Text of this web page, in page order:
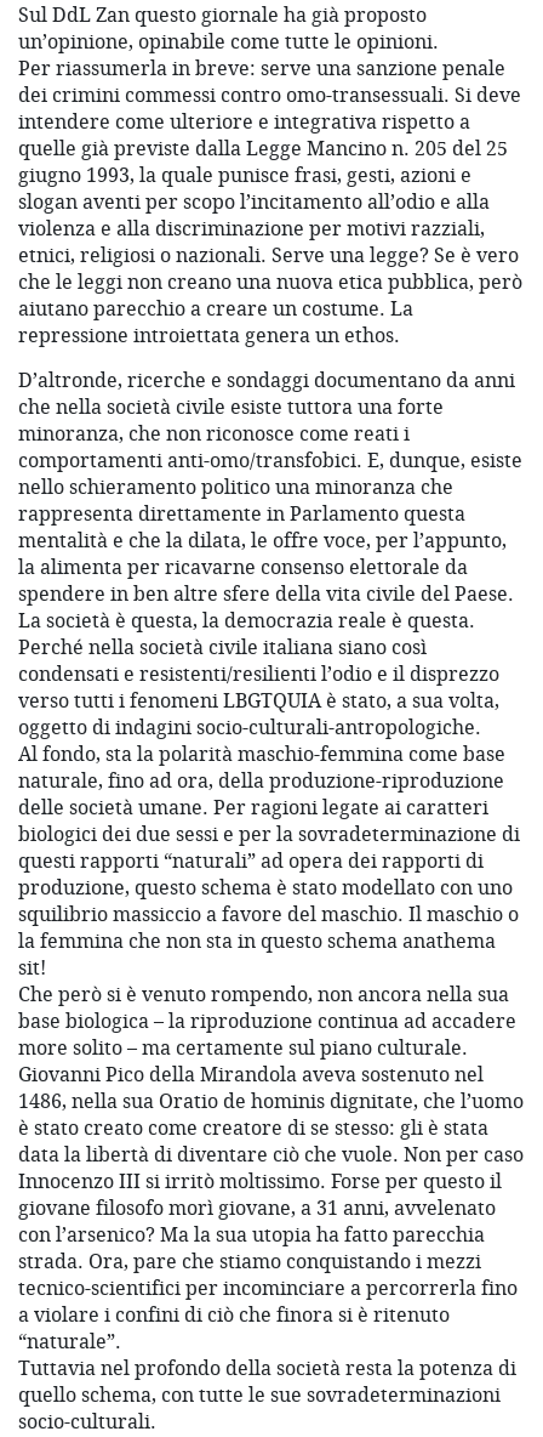
Sul DdL Zan questo giornale ha già proposto
un’opinione, opinabile come tutte le opinioni.
Per riassumerla in breve: serve una sanzione penale
dei crimini commessi contro omo-transessuali. Si deve
intendere come ulteriore e integrativa rispetto a
quelle già previste dalla Legge Mancino n. 205 del 25
giugno 1993, la quale punisce frasi, gesti, azioni e
slogan aventi per scopo l’incitamento all’odio e alla
violenza e alla discriminazione per motivi razziali,
etnici, religiosi o nazionali. Serve una legge? Se è vero
che le leggi non creano una nuova etica pubblica, però
aiutano parecchio a creare un costume. La
repressione introiettata genera un ethos.
D’altronde, ricerche e sondaggi documentano da anni
che nella società civile esiste tuttora una forte
minoranza, che non riconosce come reati i
comportamenti anti-omo/transfobici. E, dunque, esiste
nello schieramento politico una minoranza che
rappresenta direttamente in Parlamento questa
mentalità e che la dilata, le offre voce, per l’appunto,
la alimenta per ricavarne consenso elettorale da
spendere in ben altre sfere della vita civile del Paese.
La società è questa, la democrazia reale è questa.
Perché nella società civile italiana siano così
condensati e resistenti/resilienti l’odio e il disprezzo
verso tutti i fenomeni LBGTQUIA è stato, a sua volta,
oggetto di indagini socio-culturali-antropologiche.
Al fondo, sta la polarità maschio-femmina come base
naturale, fino ad ora, della produzione-riproduzione
delle società umane. Per ragioni legate ai caratteri
biologici dei due sessi e per la sovradeterminazione di
questi rapporti “naturali” ad opera dei rapporti di
produzione, questo schema è stato modellato con uno
squilibrio massiccio a favore del maschio. Il maschio o
la femmina che non sta in questo schema anathema
sit!
Che però si è venuto rompendo, non ancora nella sua
base biologica – la riproduzione continua ad accadere
more solito – ma certamente sul piano culturale.
Giovanni Pico della Mirandola aveva sostenuto nel
1486, nella sua Oratio de hominis dignitate, che l’uomo
è stato creato come creatore di se stesso: gli è stata
data la libertà di diventare ciò che vuole. Non per caso
Innocenzo III si irritò moltissimo. Forse per questo il
giovane filosofo morì giovane, a 31 anni, avvelenato
con l’arsenico? Ma la sua utopia ha fatto parecchia
strada. Ora, pare che stiamo conquistando i mezzi
tecnico-scientifici per incominciare a percorrerla fino
a violare i confini di ciò che finora si è ritenuto
“naturale”.
Tuttavia nel profondo della società resta la potenza di
quello schema, con tutte le sue sovradeterminazioni
socio-culturali.